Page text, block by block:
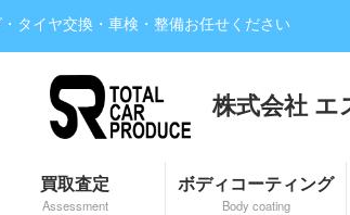
タイヤ交換・車検・整備お任せください
株式会社 エ
買取査定
Assessment
ボディコーティング
Body coating